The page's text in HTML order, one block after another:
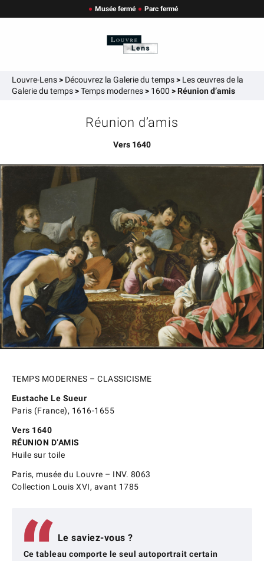
Musée fermé Parc fermé
Louvre-Lens> Découvrez la Galerie du temps> Les œuvres de la
Galerie du temps>Temps modernes> 1600 >Réunion d’amis
Réunion d’amis
Vers 1640
TEMPS MODERNES – CLASSICISME
Eustache Le Sueur
Paris (France), 1616-1655
Vers 1640
RÉUNION D’AMIS
Huile sur toile
Paris, musée du Louvre – INV. 8063
Collection Louis XVI, avant 1785
Le saviez-vous ?
Ce tableau comporte le seul autoportrait certain